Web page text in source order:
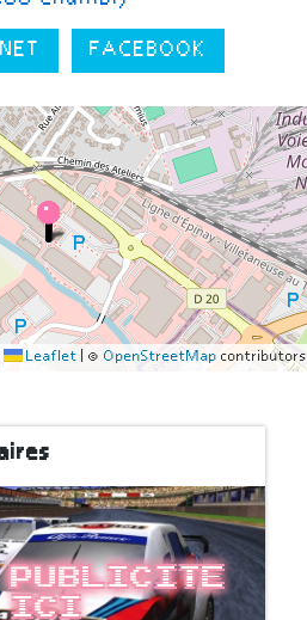
FACEBOOK
Leaflet © OpenStreetMap contributors
publicite
ici